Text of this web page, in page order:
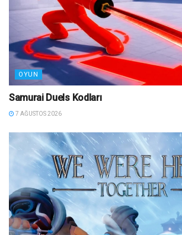
OYUN
Samurai Duels Kodları
7 AĞUSTOS 2026